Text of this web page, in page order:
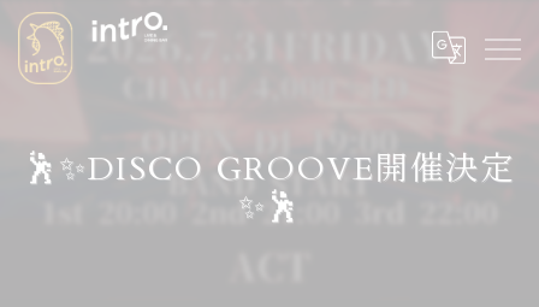
🕺✨DISCO GROOVE開催決定
✨🕺